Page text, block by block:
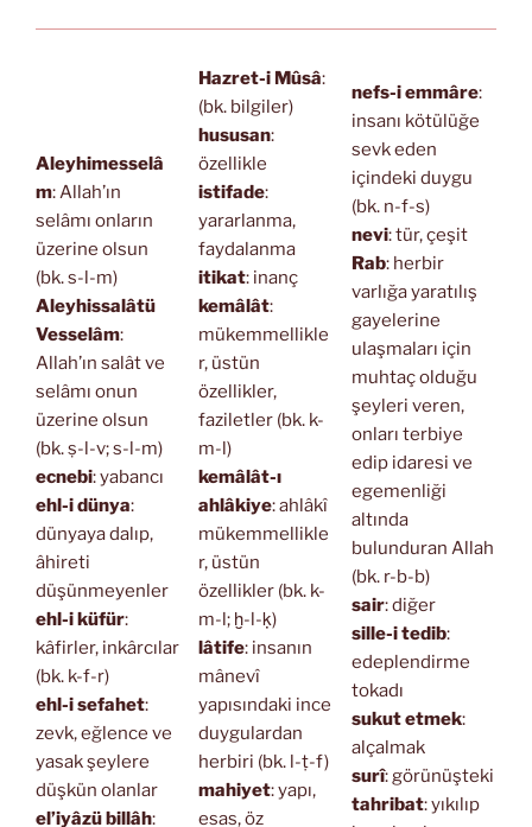
Aleyhimesselâ
m: Allah’ın
selâmı onların
üzerine olsun
(bk. s-l-m)
Aleyhissalâtü
Vesselâm:
Allah’ın salât ve
selâmı onun
üzerine olsun
(bk. ṣ-l-v; s-l-m)
ecnebi: yabancı
ehl-i dünya:
dünyaya dalıp,
âhireti
düşünmeyenler
ehl-i küfür:
kâfirler, inkârcılar
(bk. k-f-r)
ehl-i sefahet:
zevk, eğlence ve
yasak şeylere
düşkün olanlar
el’iyâzü billâh:
Hazret-i Mûsâ:
(bk. bilgiler)
hususan:
özellikle
istifade:
yararlanma,
faydalanma
itikat: inanç
kemâlât:
mükemmellikle
r, üstün
özellikler,
faziletler (bk. k-
m-l)
kemâlât-ı
ahlâkiye: ahlâkî
mükemmellikle
r, üstün
özellikler (bk. k-
m-l; ḫ-l-ḳ)
lâtife: insanın
mânevî
yapısındaki ince
duygulardan
herbiri (bk. l-ṭ-f)
mahiyet: yapı,
esas, öz
nefs-i emmâre:
insanı kötülüğe
sevk eden
içindeki duygu
(bk. n-f-s)
nevi: tür, çeşit
Rab: herbir
varlığa yaratılış
gayelerine
ulaşmaları için
muhtaç olduğu
şeyleri veren,
onları terbiye
edip idaresi ve
egemenliği
altında
bulunduran Allah
(bk. r-b-b)
sair: diğer
sille-i tedib:
edeplendirme
tokadı
sukut etmek:
alçalmak
surî: görünüşteki
tahribat: yıkılıp